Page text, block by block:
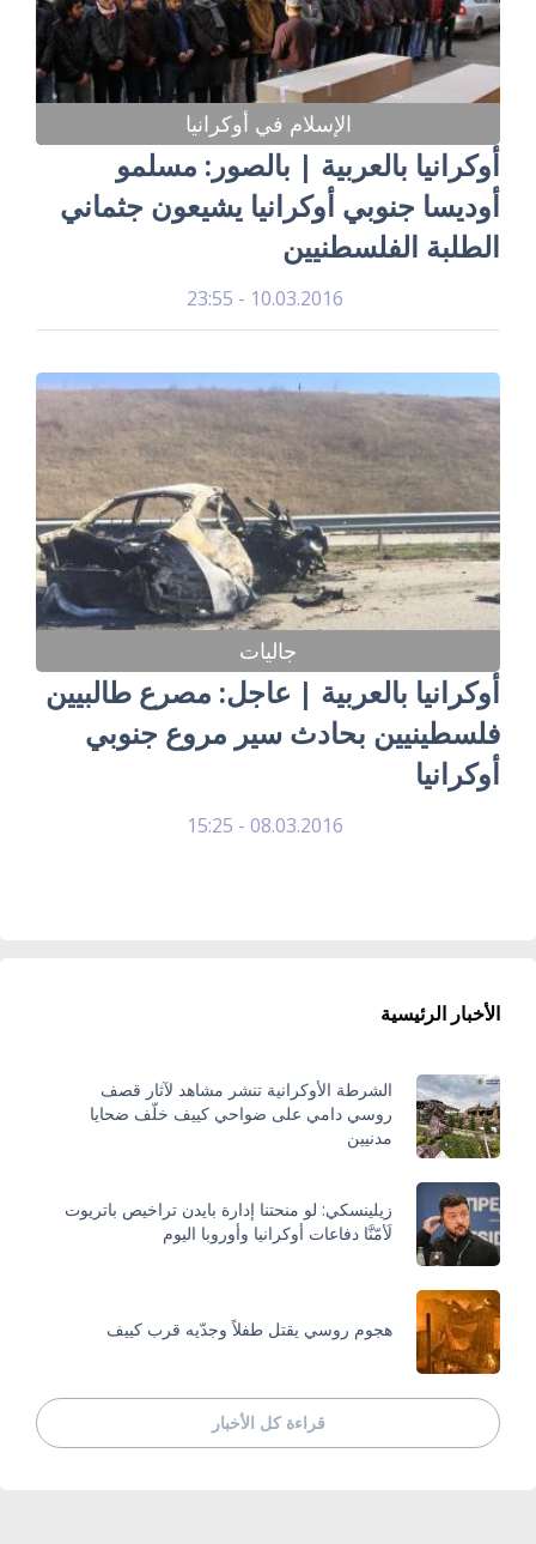
الإسلام في أوكرانيا
أوكرانيا بالعربية | بالصور: مسلمو
أوديسا جنوبي أوكرانيا يشيعون جثماني
الطلبة الفلسطنيين
10.03.2016 - 23:55
جاليات
أوكرانيا بالعربية | عاجل: مصرع طالبيين
فلسطينيين بحادث سير مروع جنوبي
أوكرانيا
08.03.2016 - 15:25
الأخبار الرئيسية
الشرطة الأوكرانية تنشر مشاهد لآثار قصف
روسي دامي على ضواحي كييف خلّف ضحايا
مدنيين
زيلينسكي: لو منحتنا إدارة بايدن تراخيص باتريوت
لَأمّنَّا دفاعات أوكرانيا وأوروبا اليوم
هجوم روسي يقتل طفلاً وجدّيه قرب كييف
قراءة كل الأخبار